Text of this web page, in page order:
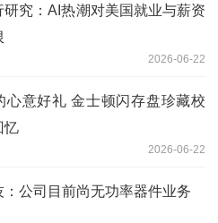
研究：AI热潮对美国就业与薪资
2026-06-22
心意好礼 金士顿闪存盘珍藏校
忆
2026-06-22
：公司目前尚无功率器件业务